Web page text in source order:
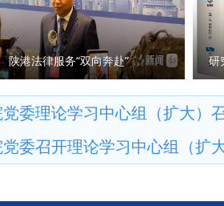
保障。 会议强调，全体与会人员要进一
本本学、深入思考学、联系实际学，做
保全会精神传达到每一位党员。要将
中，为推动学院事业高质量发展贡献力
陕港法律服务“双向奔赴”
委理论学习中心组（扩大）
委召开理论学习中心组（扩